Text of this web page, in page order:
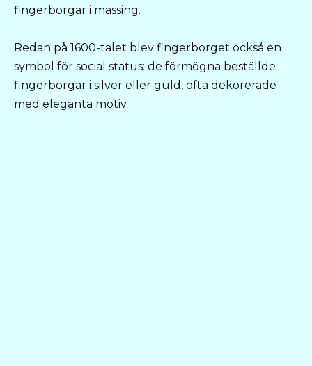
fingerborgar i mässing.
Redan på 1600-talet blev fingerborget också en
symbol för social status: de förmögna beställde
fingerborgar i silver eller guld, ofta dekorerade
med eleganta motiv.